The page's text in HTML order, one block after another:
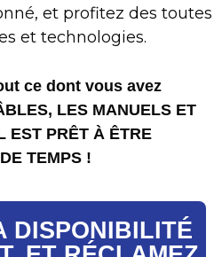
et profitez des toutes
et technologies.
ce dont vous avez
LES MANUELS ET
EST PRÊT À ÊTRE
TEMPS !
DISPONIBILITÉ